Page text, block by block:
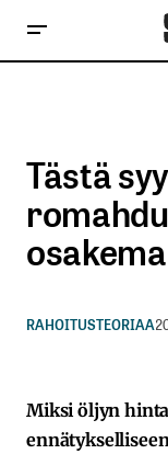
Tästä
RAHOITUSTEORIAA
Miksi öljyn